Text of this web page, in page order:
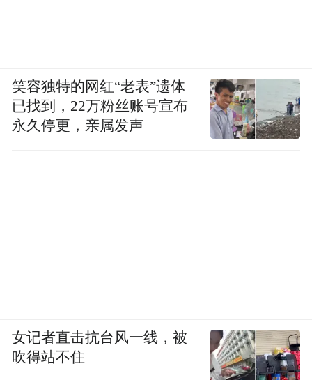
笑容独特的网红“老表”遗体
已找到，22万粉丝账号宣布
永久停更，亲属发声
女记者直击抗台风一线，被
吹得站不住